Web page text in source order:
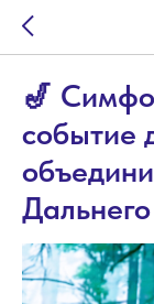
🎷
событие